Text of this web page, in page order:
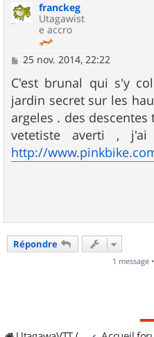
franckeg
Utagawist
e accro
M
s
s
a
g
e
25 nov. 2014, 22:22
C'est brunal qui s'y
jardin secret sur les
argeles . des
vetetiste averti ,
http://
Répondre
1 message